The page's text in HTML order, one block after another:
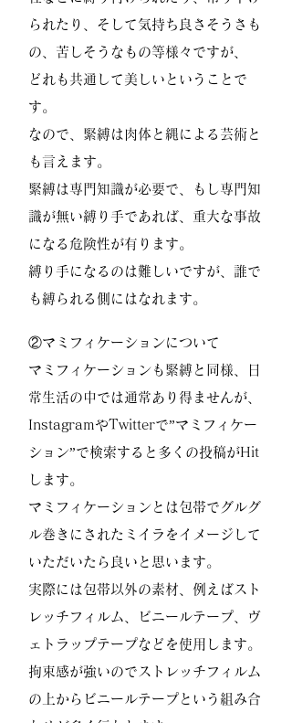
られたり、そして気持ち良さそうさも
の、苦しそうなもの等様々ですが、
どれも共通して美しいということで
す。
なので、緊縛は肉体と縄による芸術と
も言えます。
緊縛は専門知識が必要で、もし専門知
識が無い縛り手であれば、重大な事故
になる危険性が有ります。
縛り手になるのは難しいですが、誰で
も縛られる側にはなれます。
②マミフィケーションについて
マミフィケーションも緊縛と同様、日
常生活の中では通常あり得ませんが、
InstagramやTwitterで”マミフィケー
ション”で検索すると多くの投稿がHit
します。
マミフィケーションとは包帯でグルグ
ル巻きにされたミイラをイメージして
いただいたら良いと思います。
実際には包帯以外の素材、例えばスト
レッチフィルム、ビニールテープ、ヴ
ェトラップテープなどを使用します。
拘束感が強いのでストレッチフィルム
の上からビニールテープという組み合